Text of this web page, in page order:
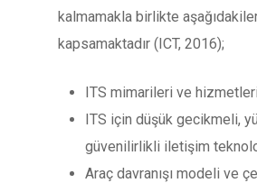
kalmamakla birlikte
kapsamaktadır (ICT, 2016);
ITS mimarileri ve hizmetleri
ITS için düşük gecikmeli,
güvenilirlikli iletişim
Araç davranışı modeli ve